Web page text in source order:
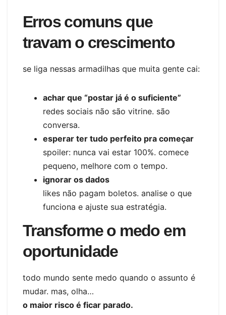
Erros comuns que
travam o crescimento
se liga nessas armadilhas que muita gente cai:
achar que “postar já é o suficiente”
redes sociais não são vitrine. são
conversa.
esperar ter tudo perfeito pra começar
spoiler: nunca vai estar 100%. comece
pequeno, melhore com o tempo.
ignorar os dados
likes não pagam boletos. analise o que
funciona e ajuste sua estratégia.
Transforme o medo em
oportunidade
todo mundo sente medo quando o assunto é
mudar. mas, olha…
o maior risco é ficar parado.